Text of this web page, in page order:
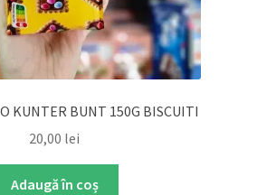
KUNTER BUNT 150G BISCUITI
20,00 lei
Adaugă în coș